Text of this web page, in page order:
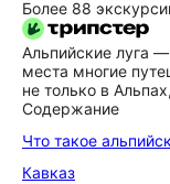
Более 88
Альпийские луга
места многие
не только в
Содержание
Что такое
Кавказ